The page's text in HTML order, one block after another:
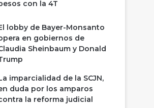
con la 4T
lobby de Bayer-Monsanto
en gobiernos de
Sheinbaum y Donald
imparcialidad de la SCJN,
duda por los amparos
la reforma judicial